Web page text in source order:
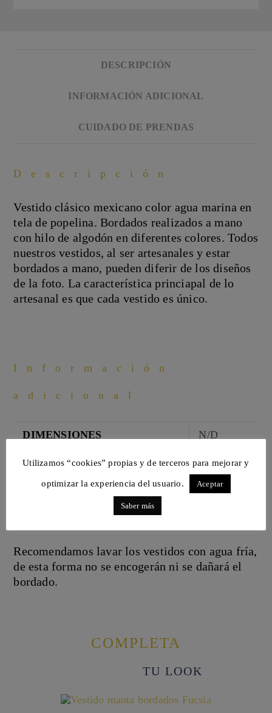
DESCRIPCIÓN
INFORMACIÓN ADICIONAL
CUIDADO DE PRENDAS
Descripción
Vestido clásico mexicano color agua marina en
tela de popelina. Bordados realizados a mano
con hilo de algodón en diferentes colores. Todos
nuestros vestidos, al ser artesanales y estar
bordados a mano, pueden diferir de los diseños
de la foto. La característica princiapal de lo
artesanal es que cada vestido es único.
Información
adicional
DIMENSIONES N/D
Cuidado de
prendas
Recomendamos lavar los vestidos con agua fría,
de esta forma no se encogerán ni se dañará el
bordado.
COMPLETA
TU LOOK
Utilizamos “cookies” propias y de terceros para mejorar y
optimizar la experiencia del usuario. Aceptar
Saber más